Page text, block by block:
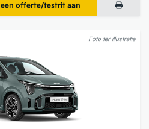
offerte/testrit aan
Foto ter illustratie